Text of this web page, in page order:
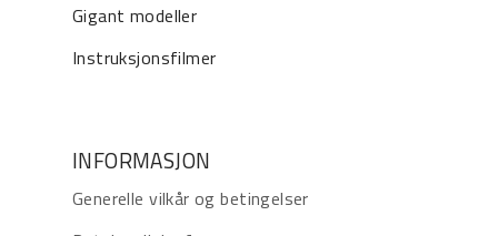
Gigant modeller
Instruksjonsfilmer
INFORMASJON
Generelle vilkår og betingelser